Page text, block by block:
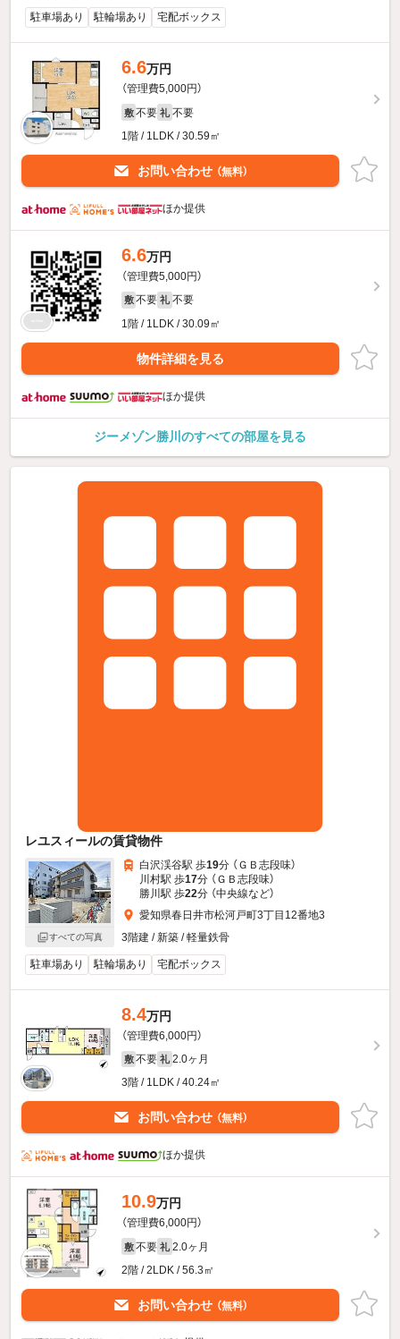
駐車場あり 駐輪場あり 宅配ボックス
6.6万円
（管理費5,000円）
敷 不要 礼 不要
1階 / 1LDK / 30.59㎡
お問い合わせ （無料）
ほか提供
6.6万円
（管理費5,000円）
敷 不要 礼 不要
1階 / 1LDK / 30.09㎡
物件詳細を見る
ほか提供
ジーメゾン勝川のすべての部屋を見る
レユスィールの賃貸物件
すべての写真
白沢渓谷駅 歩19分 （ＧＢ志段味）
川村駅 歩17分 （ＧＢ志段味）
勝川駅 歩22分 （中央線など）
愛知県春日井市松河戸町3丁目12番地3
3階建 / 新築 / 軽量鉄骨
駐車場あり 駐輪場あり 宅配ボックス
8.4万円
（管理費6,000円）
敷 不要 礼 2.0ヶ月
3階 / 1LDK / 40.24㎡
お問い合わせ （無料）
ほか提供
10.9万円
（管理費6,000円）
敷 不要 礼 2.0ヶ月
2階 / 2LDK / 56.3㎡
お問い合わせ （無料）